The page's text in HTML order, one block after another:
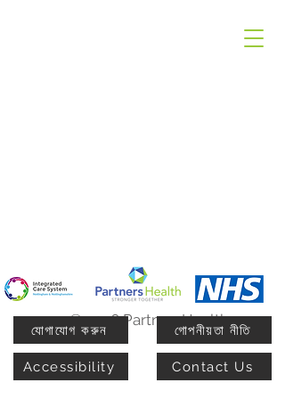
© 2026 PartnersHealth
যোগাযোগ করুন গোপনীয়তা নীতি
Accessibility Contact Us